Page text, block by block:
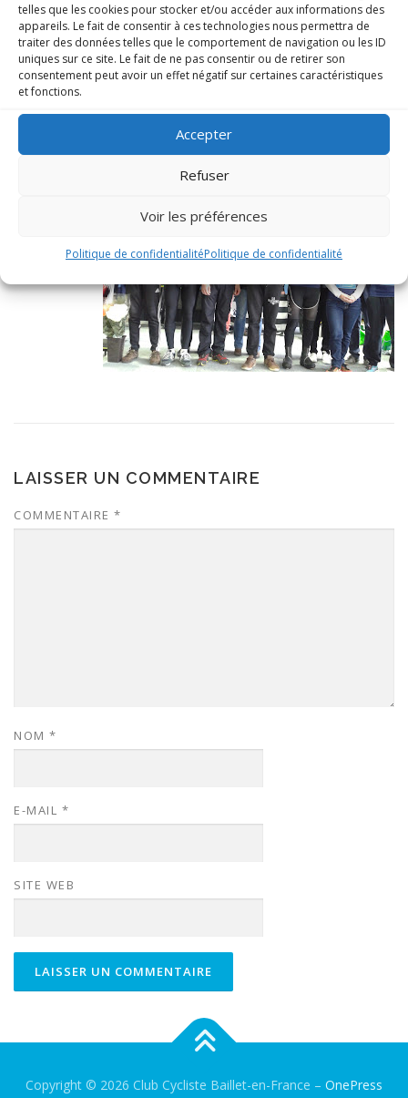
telles que les cookies pour stocker et/ou accéder aux informations des
appareils. Le fait de consentir à ces technologies nous permettra de
traiter des données telles que le comportement de navigation ou les ID
uniques sur ce site. Le fait de ne pas consentir ou de retirer son
consentement peut avoir un effet négatif sur certaines caractéristiques
et fonctions.
Accepter
Refuser
Voir les préférences
Politique de confidentialitéPolitique de confidentialité
LAISSER UN COMMENTAIRE
COMMENTAIRE *
NOM *
E-MAIL *
SITE WEB
Copyright © 2026 Club Cycliste Baillet-en-France – OnePress